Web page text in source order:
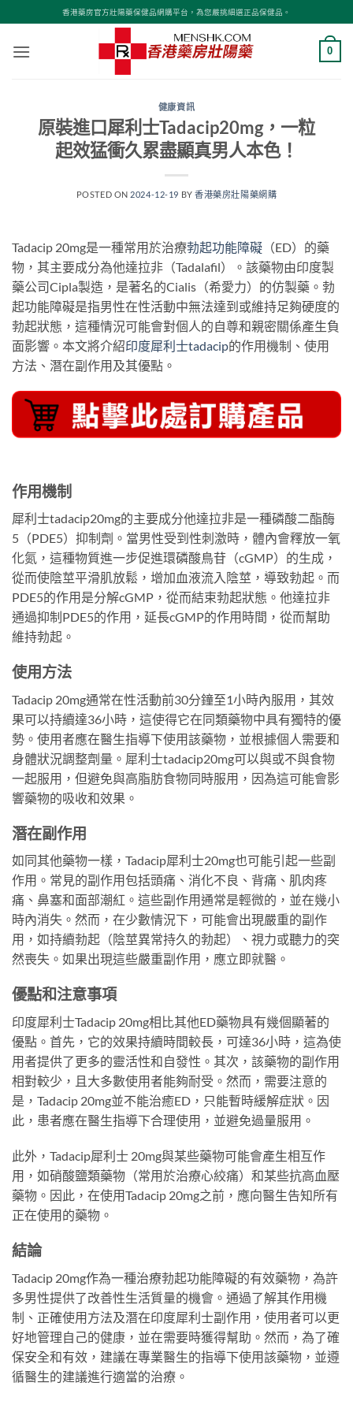
to
content
香港藥房官方壯陽藥保健品網購平台，為您嚴挑細選正品保健品。
0
健康資訊
原裝進口犀利士Tadacip20mg，一粒
起效猛衝久累盡顯真男人本色！
POSTED ON 2024-12-19 BY香港藥房壯陽藥網購
Tadacip 20mg是一種常用於治療勃起功能障礙 （ED）的藥
物，其主要成分為他達拉非（Tadalafil）。該藥物由印度製
藥公司Cipla製造，是著名的Cialis（希愛力）的仿製藥。勃
起功能障礙是指男性在性活動中無法達到或維持足夠硬度的
勃起狀態，這種情況可能會對個人的自尊和親密關係產生負
面影響。本文將介紹印度犀利士tadacip的作用機制、使用
方法、潛在副作用及其優點。
作用機制
犀利士tadacip20mg的主要成分他達拉非是一種磷酸二酯酶
5（PDE5）抑制劑。當男性受到性刺激時，體內會釋放一氧
化氮，這種物質進一步促進環磷酸鳥苷（cGMP）的生成，
從而使陰莖平滑肌放鬆，增加血液流入陰莖，導致勃起。而
PDE5的作用是分解cGMP，從而結束勃起狀態。他達拉非
通過抑制PDE5的作用，延長cGMP的作用時間，從而幫助
維持勃起。
使用方法
Tadacip 20mg通常在性活動前30分鐘至1小時內服用，其效
果可以持續達36小時，這使得它在同類藥物中具有獨特的優
勢。使用者應在醫生指導下使用該藥物，並根據個人需要和
身體狀況調整劑量。犀利士tadacip20mg可以與或不與食物
一起服用，但避免與高脂肪食物同時服用，因為這可能會影
響藥物的吸收和效果。
潛在副作用
如同其他藥物一樣，Tadacip犀利士20mg也可能引起一些副
作用。常見的副作用包括頭痛、消化不良、背痛、肌肉疼
痛、鼻塞和面部潮紅。這些副作用通常是輕微的，並在幾小
時內消失。然而，在少數情況下，可能會出現嚴重的副作
用，如持續勃起（陰莖異常持久的勃起）、視力或聽力的突
然喪失。如果出現這些嚴重副作用，應立即就醫。
優點和注意事項
印度犀利士Tadacip 20mg相比其他ED藥物具有幾個顯著的
優點。首先，它的效果持續時間較長，可達36小時，這為使
用者提供了更多的靈活性和自發性。其次，該藥物的副作用
相對較少，且大多數使用者能夠耐受。然而，需要注意的
是，Tadacip 20mg並不能治癒ED，只能暫時緩解症狀。因
此，患者應在醫生指導下合理使用，並避免過量服用。
此外，Tadacip犀利士 20mg與某些藥物可能會產生相互作
用，如硝酸鹽類藥物（常用於治療心絞痛）和某些抗高血壓
藥物。因此，在使用Tadacip 20mg之前，應向醫生告知所有
正在使用的藥物。
結論
Tadacip 20mg作為一種治療勃起功能障礙的有效藥物，為許
多男性提供了改善性生活質量的機會。通過了解其作用機
制、正確使用方法及潛在印度犀利士副作用，使用者可以更
好地管理自己的健康，並在需要時獲得幫助。然而，為了確
保安全和有效，建議在專業醫生的指導下使用該藥物，並遵
循醫生的建議進行適當的治療。